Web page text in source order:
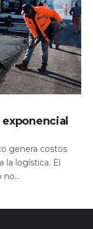
genera costos
la logística. El
no...